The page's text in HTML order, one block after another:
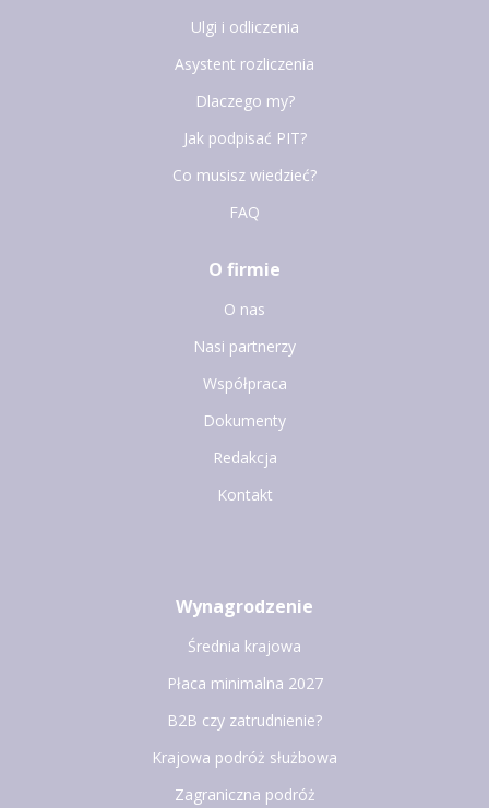
Ulgi i odliczenia
Asystent rozliczenia
Dlaczego my?
Jak podpisać PIT?
Co musisz wiedzieć?
FAQ
O firmie
O nas
Nasi partnerzy
Współpraca
Dokumenty
Redakcja
Kontakt
Wynagrodzenie
Średnia krajowa
Płaca minimalna 2027
B2B czy zatrudnienie?
Krajowa podróż służbowa
Zagraniczna podróż